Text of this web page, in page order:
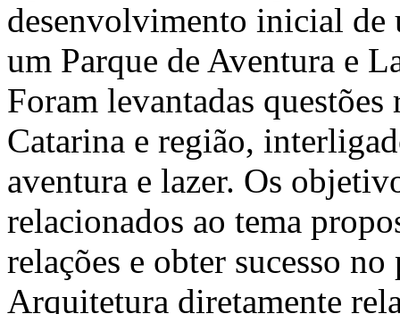
desenvolvimento inicial de
um Parque de Aventura e
Foram levantadas
Catarina e região,
aventura e lazer. Os
relacionados ao tema
relações e obter sucesso
Arquitetura diretamente